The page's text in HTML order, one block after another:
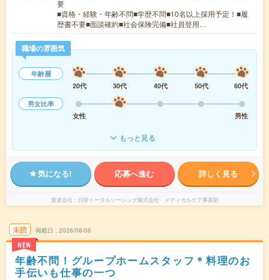
要
■資格・経験・年齢不問■学歴不問■10名以上採用予定！■履
歴書不要■面談確約■社会保険完備■社員登用…
職場の雰囲気
年齢層
20代
30代 40代 50代
60代
男女比率
女性
男性
もっと見る
気になる! 応募へ進む 詳しく見る
派遣会社 日研トータルソーシング株式会社 メディカルケア事業部
未読
NEW
掲載日 2026/08/06
年齢不問！グループホームスタッフ＊料理のお
手伝いも仕事の一つ